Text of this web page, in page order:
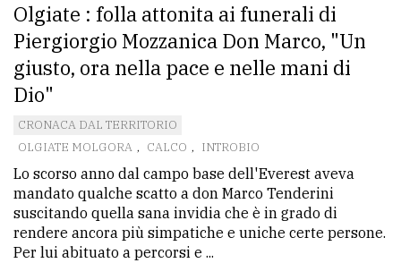
Olgiate : folla attonita ai funerali di
Piergiorgio Mozzanica Don Marco, "Un
giusto, ora nella pace e nelle mani di
Dio"
CRONACA DAL TERRITORIO
OLGIATE MOLGORA , CALCO , INTROBIO
Lo scorso anno dal campo base dell'Everest aveva
mandato qualche scatto a don Marco Tenderini
suscitando quella sana invidia che è in grado di
rendere ancora più simpatiche e uniche certe persone.
Per lui abituato a percorsi e ...